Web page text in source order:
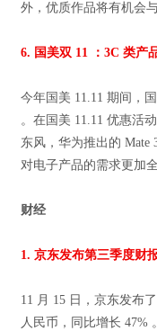
外，优质作品将有机会
6. 国美双 11 ：3C 类产
今年国美 11.11 期间，
。在国美 11.11 优惠活
东风，华为推出的 Mate
对电子产品的需求更加
财经
1. 京东发布第三季度财
11 月 15 日，京东发布
人民币，同比增长 47%